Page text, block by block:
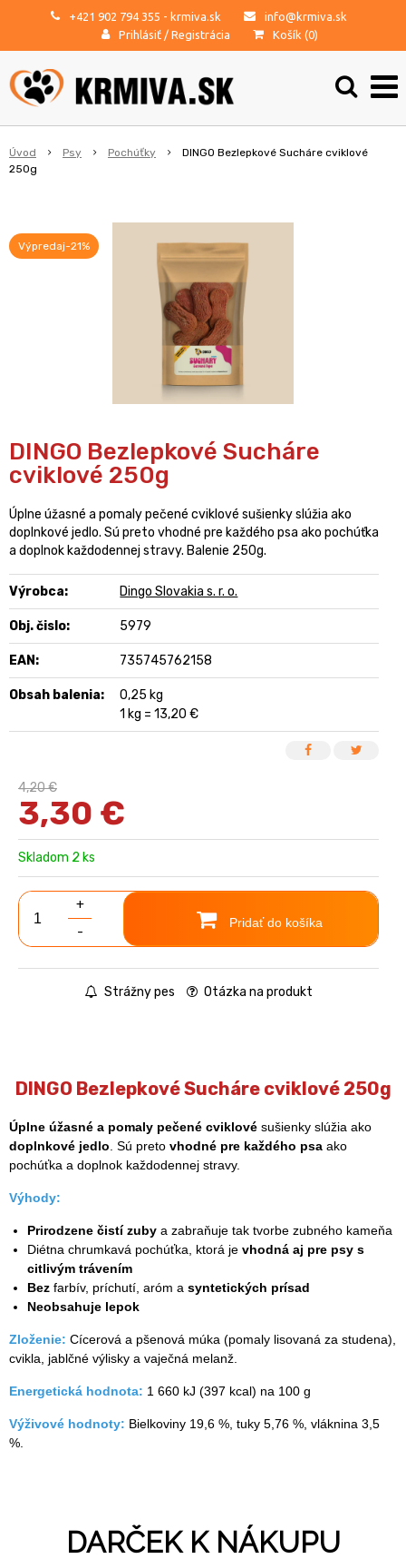
+421 902 794 355 - krmiva.sk
info@krmiva.sk
Prihlásiť / Registrácia Košík (0)
Úvod Psy Pochúťky
DINGO Bezlepkové Sucháre cviklové
250g
Výpredaj-21%
DINGO Bezlepkové Sucháre
cviklové 250g
Úplne úžasné a pomaly pečené cviklové sušienky slúžia ako
doplnkové jedlo. Sú preto vhodné pre každého psa ako pochúťka
a doplnok každodennej stravy. Balenie 250g.
Výrobca: Dingo Slovakia s. r. o.
Obj. čislo: 5979
EAN: 735745762158
Obsah balenia:
0,25 kg
1 kg = 13,20 €
4,20 €
3,30 €
Skladom 2 ks
+
-
Pridať do košíka
Strážny pes Otázka na produkt
DINGO Bezlepkové Sucháre cviklové 250g
Úplne úžasné a pomaly pečené cviklové sušienky slúžia ako
doplnkové jedlo . Sú preto vhodné pre každého psa ako
pochúťka a doplnok každodennej stravy.
Výhody:
Prirodzene čistí zuby a zabraňuje tak tvorbe zubného kameňa
Diétna chrumkavá pochúťka, ktorá je vhodná aj pre psy s
citlivým trávením
Bez farbív, príchutí, aróm a syntetických prísad
Neobsahuje lepok
Zloženie: Cícerová a pšenová múka (pomaly lisovaná za studena),
cvikla, jablčné výlisky a vaječná melanž.
Energetická hodnota: 1 660 kJ (397 kcal) na 100 g
Výživové hodnoty: Bielkoviny 19,6 %, tuky 5,76 %, vláknina 3,5
%.
DARČEK K NÁKUPU